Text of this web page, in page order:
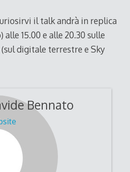
il talk andrà in replica
alle 15.00 e alle 20.30 sulle
digitale terrestre e Sky
Bennato